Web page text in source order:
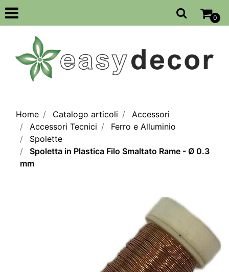
Open
0
Home Catalogo articoli
Accessori
Accessori Tecnici
Ferro e Alluminio
Spolette
Spoletta in Plastica Filo Smaltato Rame - Ø 0.3
mm